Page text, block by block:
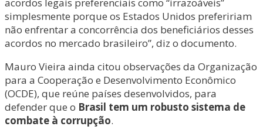
simplesmente porque os Estados Unidos prefeririam
não enfrentar a concorrência dos beneficiários desses
acordos no mercado brasileiro”, diz o documento.
Mauro Vieira ainda citou observações da Organização
para a Cooperação e Desenvolvimento Econômico
(OCDE), que reúne países desenvolvidos, para
defender que o Brasil tem um robusto sistema de
combate à corrupção.